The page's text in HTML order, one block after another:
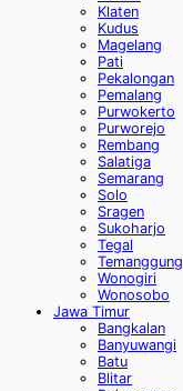
Klaten
Kudus
Magelang
Pati
Pekalongan
Pemalang
Purwokerto
Purworejo
Rembang
Salatiga
Semarang
Solo
Sragen
Sukoharjo
Tegal
Temanggung
Wonogiri
Wonosobo
Jawa Timur
Bangkalan
Banyuwangi
Batu
Blitar